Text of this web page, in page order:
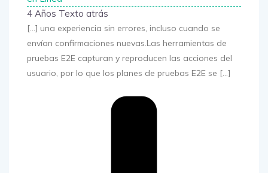
4 Años Texto atrás
[…] una experiencia sin errores, incluso cuando se
envían confirmaciones nuevas.Las herramientas de
pruebas E2E capturan y reproducen las acciones del
usuario, por lo que los planes de pruebas E2E se […]